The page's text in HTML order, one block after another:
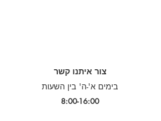
צור איתנו קשר
בימים א'-ה' בין השעות
8:00-16:00​